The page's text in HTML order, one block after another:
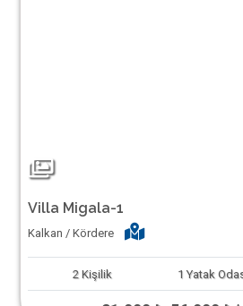
Villa Migala-1
Kalkan / Kördere
2 Kişilik 1 Yatak